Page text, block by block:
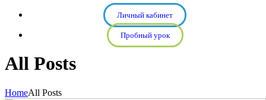
Личный кабинет
Пробный урок
All Posts
HomeAll Posts